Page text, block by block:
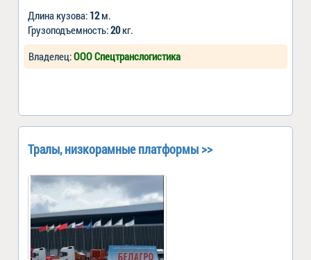
Длина кузова: 12м.
Грузоподъемность:20кг.
Владелец:ООО Спецтранслогистика
Тралы, низкорамные платформы >>